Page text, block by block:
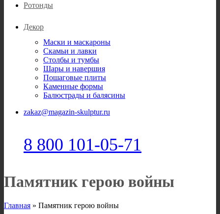
Ротонды
Декор
Маски и маскароны
Скамьи и лавки
Столбы и тумбы
Шары и навершия
Пошаговые плиты
Каменные формы
Балюстрады и балясины
zakaz@magazin-skulptur.ru
8 800 101-05-71
Памятник герою войны
Главная » Памятник герою войны